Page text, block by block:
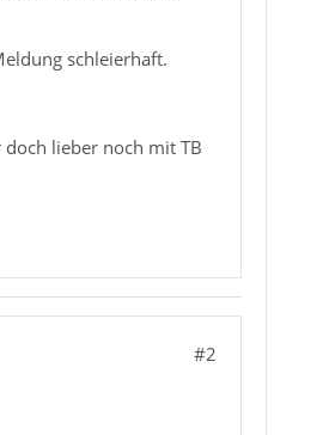
schleierhaft.
lieber noch mit TB
#2